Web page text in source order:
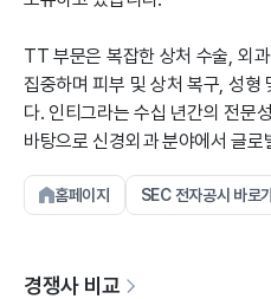
TT 부문은 복잡한 상처 수술, 외
집중하며 피부 및 상처 복구, 성형
다. 인티그라는 수십 년간의 전문
바탕으로 신경외과 분야에서 글
홈페이지 SEC 전자공시 바로
경쟁사 비교